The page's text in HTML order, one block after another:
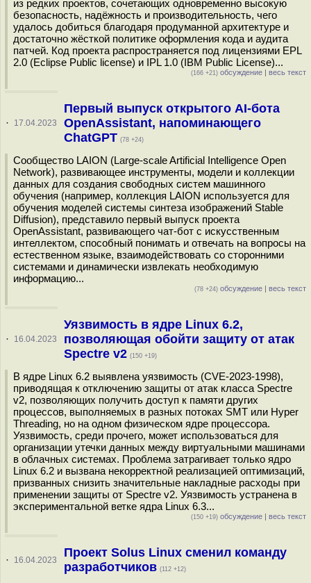
из редких проектов, сочетающих одновременно высокую
безопасность, надёжность и производительность, чего
удалось добиться благодаря продуманной архитектуре и
достаточно жёсткой политике оформления кода и аудита
патчей. Код проекта распространяется под лицензиями EPL
2.0 (Eclipse Public license) и IPL 1.0 (IBM Public License)...
(166 +21) обсуждение | весь текст
· 17.04.2023
Первый выпуск открытого AI-бота
OpenAssistant, напоминающего
ChatGPT (78 +24)
Сообщество LAION (Large-scale Artificial Intelligence Open
Network), развивающее инструменты, модели и коллекции
данных для создания свободных систем машинного
обучения (например, коллекция LAION используется для
обучения моделей системы синтеза изображений Stable
Diffusion), представило первый выпуск проекта
OpenAssistant, развивающего чат-бот с искусственным
интеллектом, способный понимать и отвечать на вопросы на
естественном языке, взаимодействовать со сторонними
системами и динамически извлекать необходимую
информацию...
(78 +24) обсуждение | весь текст
· 16.04.2023
Уязвимость в ядре Linux 6.2,
позволяющая обойти защиту от атак
Spectre v2 (150 +19)
В ядре Linux 6.2 выявлена уязвимость (CVE-2023-1998),
приводящая к отключению защиты от атак класса Spectre
v2, позволяющих получить доступ к памяти других
процессов, выполняемых в разных потоках SMT или Hyper
Threading, но на одном физическом ядре процессора.
Уязвимость, среди прочего, может использоваться для
организации утечки данных между виртуальными машинами
в облачных системах. Проблема затрагивает только ядро
Linux 6.2 и вызвана некорректной реализацией оптимизаций,
призванных снизить значительные накладные расходы при
применении защиты от Spectre v2. Уязвимость устранена в
экспериментальной ветке ядра Linux 6.3...
(150 +19) обсуждение | весь текст
· 16.04.2023
Проект Solus Linux сменил команду
разработчиков (112 +12)